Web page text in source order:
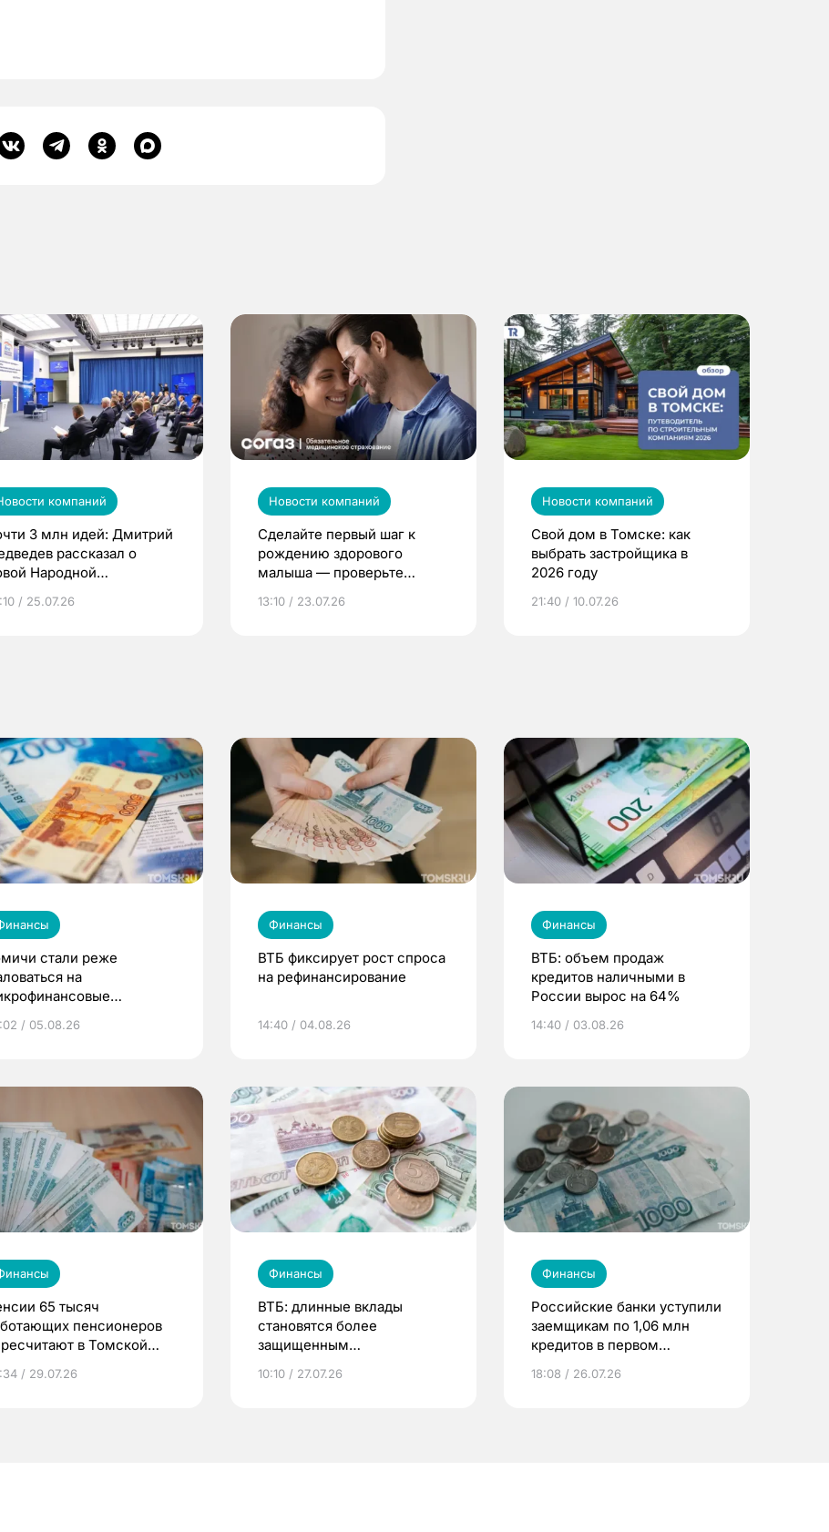
компаний
3 млн идей: Дмитрий
рассказал о
Народной
/ 25.07.26
Новости компаний
Сделайте первый шаг к
рождению здорового
малыша — проверьте
по ОМС!
13:10 / 23.07.26
Новости компаний
Свой дом в Томске: как
выбрать застройщика в
2026 году
21:40 / 10.07.26
стали реже
на
/ 05.08.26
Финансы
ВТБ фиксирует рост спроса
на рефинансирование
14:40 / 04.08.26
Финансы
ВТБ: объем продаж
кредитов наличными в
России вырос на 64%
14:40 / 03.08.26
65 тысяч
пенсионеров
в Томской
/ 29.07.26
Финансы
ВТБ: длинные вклады
становятся более
защищенным
10:10 / 27.07.26
Финансы
Российские банки уступили
заемщикам по 1,06 млн
кредитов в первом
18:08 / 26.07.26